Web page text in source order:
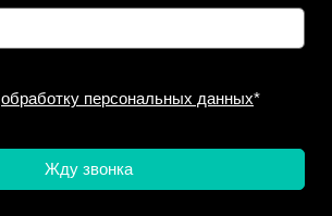
обработку персональных данных*